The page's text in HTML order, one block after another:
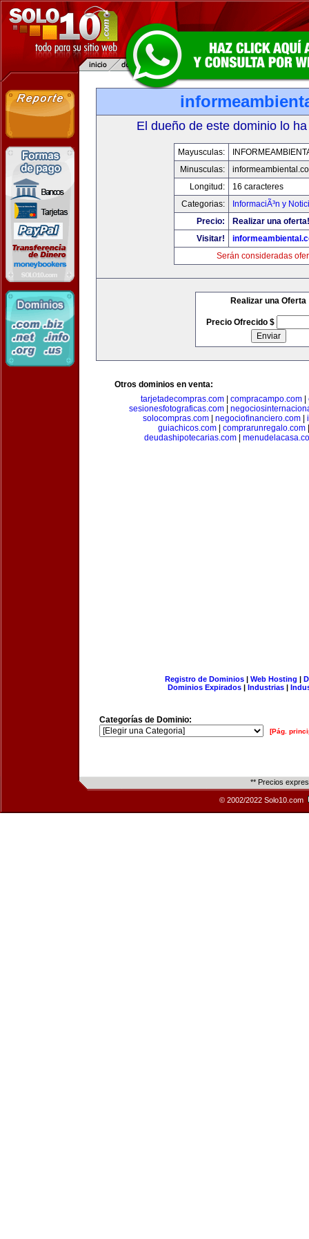
El dueño de este dominio lo
Mayusculas:
Minusculas:
Longitud:
16 caracteres
Categorias:
InformaciÃ³n y
Precio:
Realizar una oferta!
Visitar!
Serán consideradas
Realizar una Oferta
Precio Ofrecido $
Otros dominios en venta:
tarjetadecompras.com
compracampo.com
sesionesfotograficas.com
solocompras.com| negociofinanciero.com|
guiachicos.com
comprarunregalo.com
deudashipotecarias.com|
Registro de Dominios| Web Hosting |
Dominios Expirados | Industrias |
Categorías de Dominio:
[Pág.
** Precios
© 2002/2022 Solo10.com